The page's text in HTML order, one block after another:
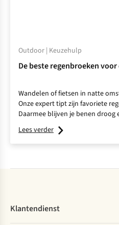
Outdoor | Keuzehulp
De beste regenbroeken voor
Wandelen of fietsen in natte
Onze expert tipt zijn favoriete
Daarmee blijven je benen
tijdens elke regenbui.
Lees verder
Klantendienst